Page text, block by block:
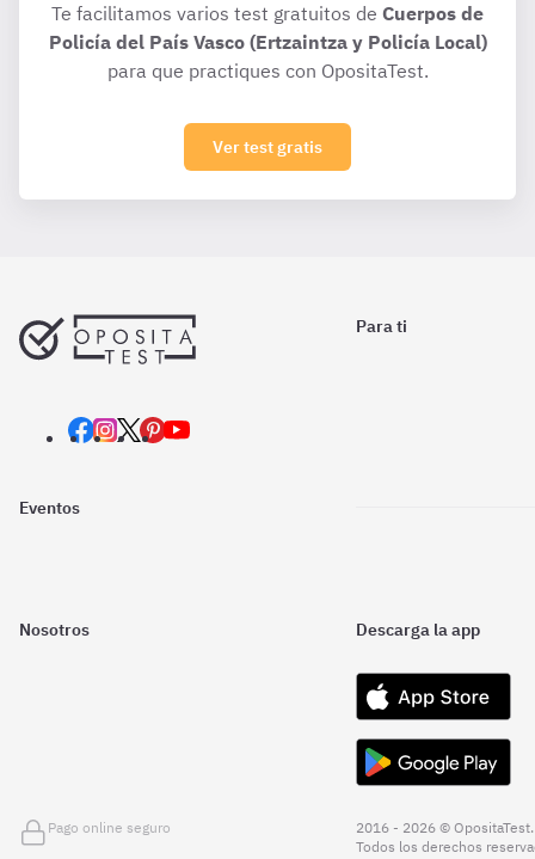
Te facilitamos varios test gratuitos de Cuerpos de
Policía del País Vasco (Ertzaintza y Policía Local)
para que practiques con OpositaTest.
Ver test gratis
Para ti
Eventos
Nosotros Descarga la app
Pago online seguro
2016 - 2026 © OpositaTest.
Todos los derechos